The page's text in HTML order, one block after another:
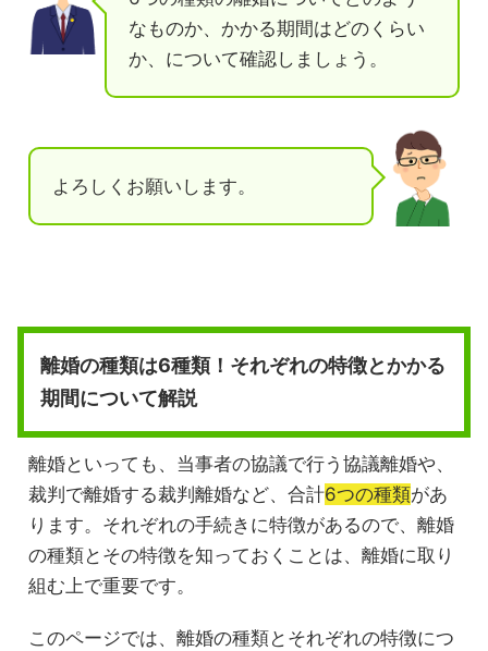
なものか、かかる期間はどのくらい
か、について確認しましょう。
よろしくお願いします。
離婚の種類は6種類！それぞれの特徴とかかる
期間について解説
離婚といっても、当事者の協議で行う協議離婚や、
裁判で離婚する裁判離婚など、合計6つの種類があ
ります。それぞれの手続きに特徴があるので、離婚
の種類とその特徴を知っておくことは、離婚に取り
組む上で重要です。
このページでは、離婚の種類とそれぞれの特徴につ